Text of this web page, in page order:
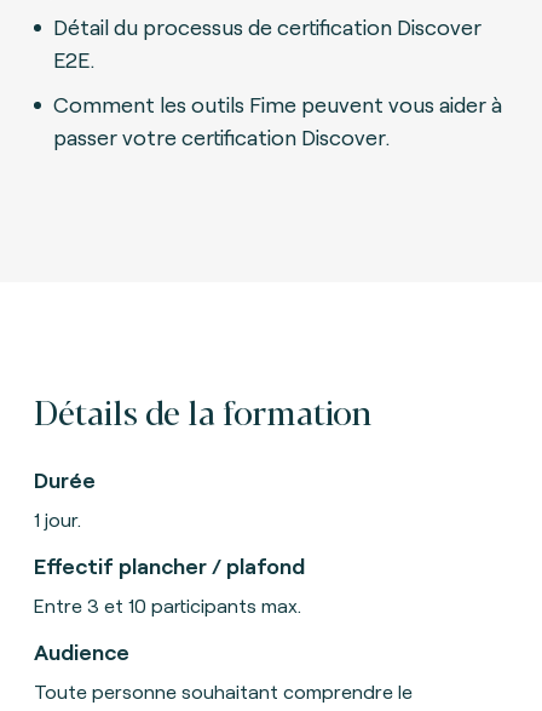
Détail du processus de certification Discover
E2E.
Comment les outils Fime peuvent vous aider à
passer votre certification Discover.
Détails de la formation
Durée
1 jour.
Effectif plancher / plafond
Entre 3 et 10 participants max.
Audience
Toute personne souhaitant comprendre le